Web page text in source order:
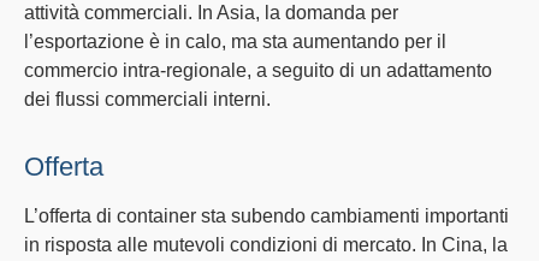
attività commerciali. In Asia, la domanda per
l’esportazione è in calo, ma sta aumentando per il
commercio intra-regionale, a seguito di un adattamento
dei flussi commerciali interni.
Offerta
L’offerta di container sta subendo cambiamenti importanti
in risposta alle mutevoli condizioni di mercato. In Cina, la